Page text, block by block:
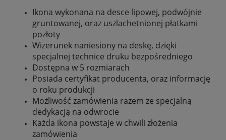
Ikona wykonana na desce lipowej, podwójnie
gruntowanej, oraz uszlachetnionej płatkami
pozłoty
Wizerunek naniesiony na deskę, dzięki
specjalnej technice druku bezpośredniego
Dostępna w 5 rozmiarach
Posiada certyfikat producenta, oraz informację
o roku produkcji
Możliwość zamówienia razem ze specjalną
dedykacją na odwrocie
Każda ikona powstaje w chwili złożenia
zamówienia